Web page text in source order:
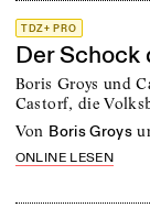
TDZ+ PRO
Der Schock
Boris Groys und
Castorf, die
von Boris Groys
ONLINE LESEN